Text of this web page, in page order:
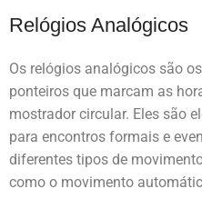
Relógios Analógicos
Os relógios analógicos são
ponteiros que marcam as
mostrador circular. Eles são
para encontros formais e
diferentes tipos de
como o movimento